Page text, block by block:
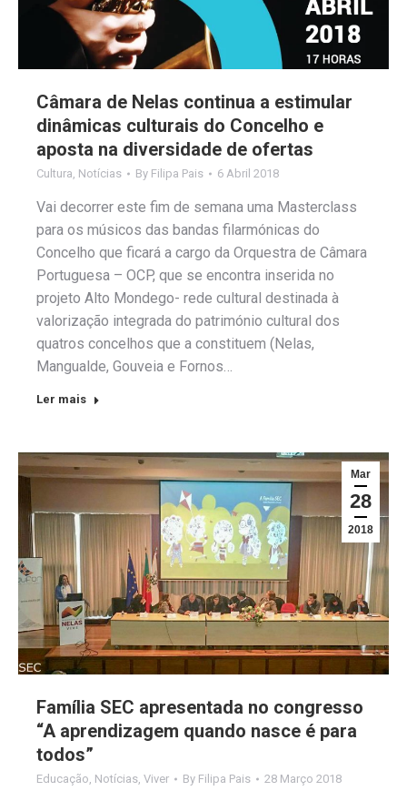
Câmara de Nelas continua a estimular
dinâmicas culturais do Concelho e
aposta na diversidade de ofertas
Cultura Notícias By Filipa Pais 6 Abril 2018
Vai decorrer este fim de semana uma Masterclass
para os músicos das bandas filarmónicas do
Concelho que ficará a cargo da Orquestra de Câmara
Portuguesa – OCP, que se encontra inserida no
projeto Alto Mondego- rede cultural destinada à
valorização integrada do património cultural dos
quatros concelhos que a constituem (Nelas,
Mangualde, Gouveia e Fornos…
Ler mais
Mar
28
2018
Família SEC apresentada no congresso
“A aprendizagem quando nasce é para
todos”
Educação Notícias Viver By Filipa Pais 28 Março 2018